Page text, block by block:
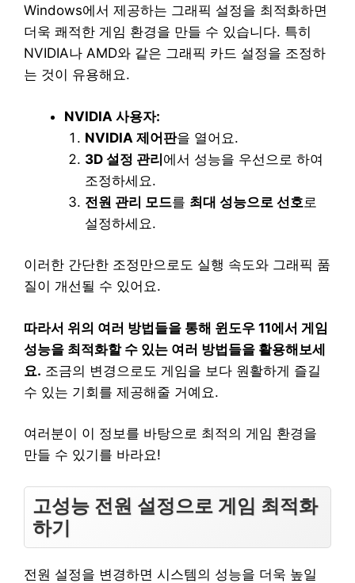
Windows에서 제공하는 그래픽 설정을 최적화하면
더욱 쾌적한 게임 환경을 만들 수 있습니다. 특히
NVIDIA나 AMD와 같은 그래픽 카드 설정을 조정하
는 것이 유용해요.
NVIDIA 사용자:
NVIDIA 제어판을 열어요.
3D 설정 관리에서 성능을 우선으로 하여
조정하세요.
전원 관리 모드를 최대 성능으로 선호 로
설정하세요.
이러한 간단한 조정만으로도 실행 속도와 그래픽 품
질이 개선될 수 있어요.
따라서 위의 여러 방법들을 통해 윈도우 11에서 게임
성능을 최적화할 수 있는 여러 방법들을 활용해보세
요. 조금의 변경으로도 게임을 보다 원활하게 즐길
수 있는 기회를 제공해줄 거예요.
여러분이 이 정보를 바탕으로 최적의 게임 환경을
만들 수 있기를 바라요!
고성능 전원 설정으로 게임 최적화
하기
전원 설정을 변경하면 시스템의 성능을 더욱 높일